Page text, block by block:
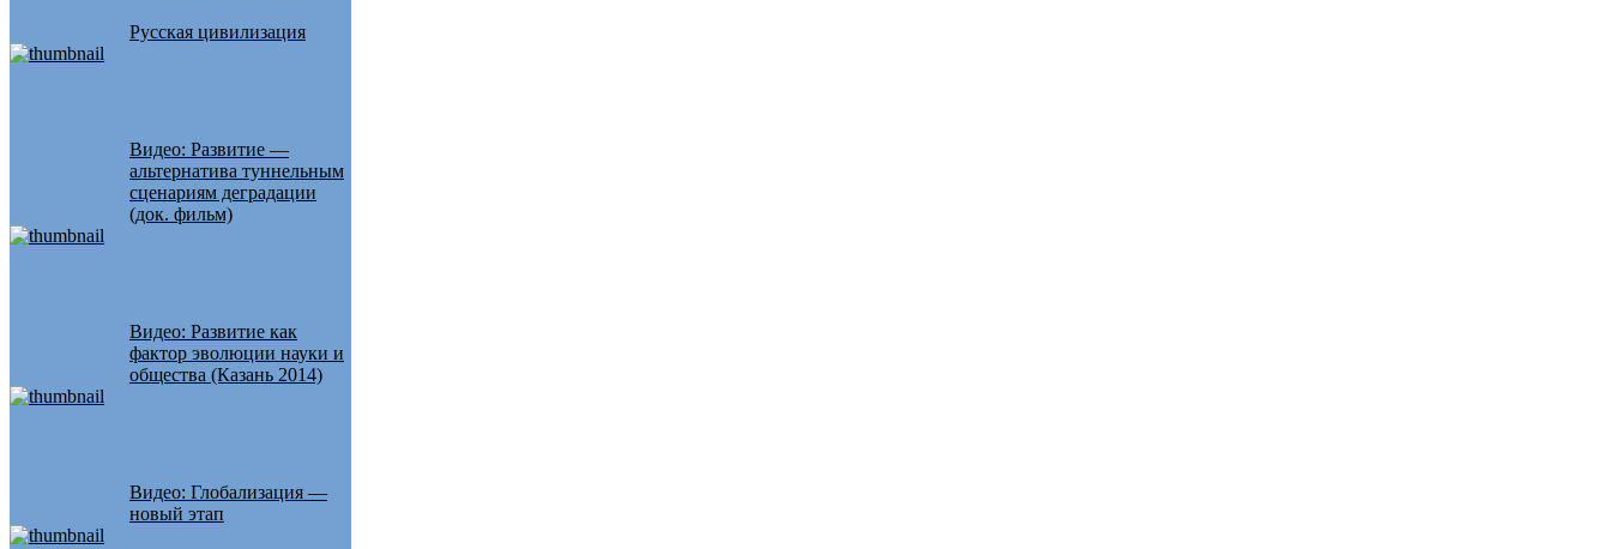
Русская цивилизация
Видео: Развитие —
альтернатива туннельным
сценариям деградации
(док. фильм)
Видео: Развитие как
фактор эволюции науки и
общества (Казань 2014)
Видео: Глобализация —
новый этап